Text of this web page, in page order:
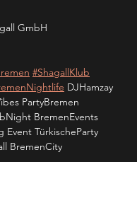
GmbH
#ShagallKlub
DJHamzay
PartyBremen
BremenEvents
Event TürkischeParty
BremenCity